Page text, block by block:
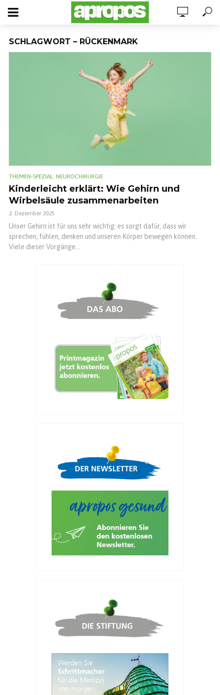
SCHLAGWORT – RÜCKENMARK
THEMEN-SPEZIAL: NEUROCHIRURGIE
Kinderleicht erklärt: Wie Gehirn und
Wirbelsäule zusammenarbeiten
2. Dezember 2025
Unser Gehirn ist für uns sehr wichtig: es sorgt dafür, dass wir
sprechen, fühlen, denken und unseren Körper bewegen können.
Viele dieser Vorgänge...